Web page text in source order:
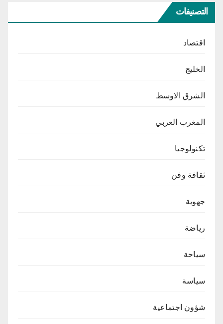
التصنيفات
اقتصاد
الخليج
الشرق الاوسط
المغرب العربي
تكنولوجيا
ثقافة وفن
جهوية
رياضة
سياحة
سياسة
شؤون اجتماعية